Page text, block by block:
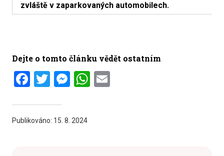
zvláště v zaparkovaných automobilech.
Dejte o tomto článku vědět ostatním
Facebook
Twitter
Messenger
WhatsApp
Publikováno: 15. 8. 2024